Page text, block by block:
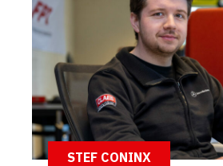
STEF CONINX